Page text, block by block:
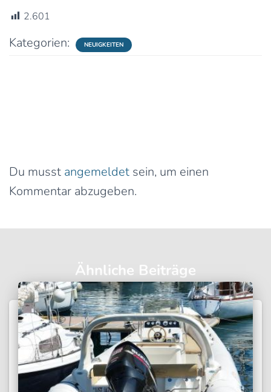
2.601
Kategorien: NEUIGKEITEN
Du musst angemeldet sein, um einen
Kommentar abzugeben.
Ähnliche Beiträge